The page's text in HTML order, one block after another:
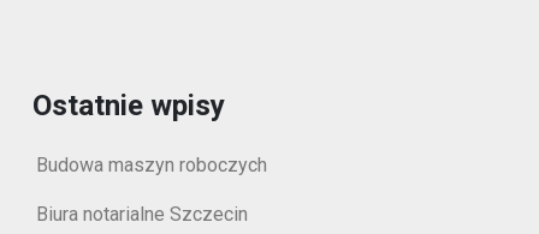
Ostatnie wpisy
Budowa maszyn roboczych
Biura notarialne Szczecin